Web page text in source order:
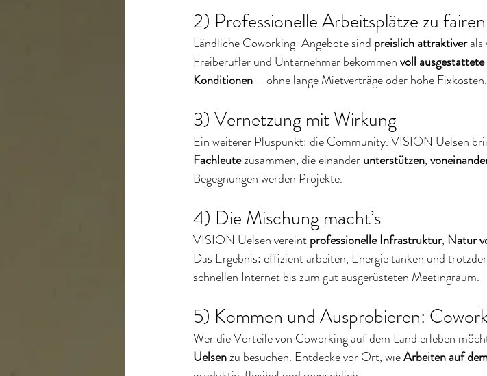
2) Professionelle Arbeitsplätze zu
Ländliche Coworking-Angebote sind preislich attraktiver als
Freiberufler und Unternehmer bekommen voll
Konditionen – ohne lange Mietverträge oder hohe Fixkosten.
3) Vernetzung mit Wirkung
Ein weiterer Pluspunkt: die Community. VISION Uelsen
Fachleute zusammen, die einander unterstützen,
Begegnungen werden Projekte.
4) Die Mischung macht’s
VISION Uelsen vereint professionelle Infrastruktur, Natur
Das Ergebnis: effizient arbeiten, Energie tanken und
schnellen Internet bis zum gut ausgerüsteten Meetingraum.
5) Kommen und Ausprobieren:
Wer die Vorteile von Coworking auf dem Land erleben
Uelsen zu besuchen. Entdecke vor Ort, wie Arbeiten auf